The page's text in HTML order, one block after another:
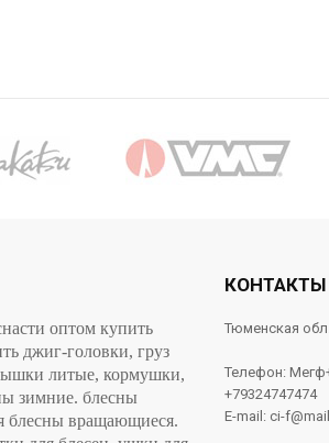
оптом купить
джиг-головки, груз
литые, кормушки,
зимние. блесны
блесны вращающиеся.
КОНТАКТЫ
Тюменская
Телефон:
+79324747474
E-mail: ci-